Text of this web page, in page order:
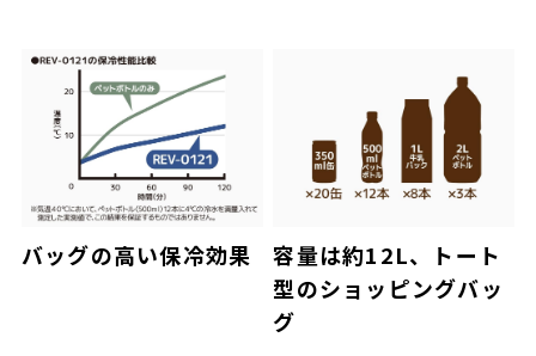
バッグの高い保冷効果
容量は約12L、トート
型のショッピングバッ
グ